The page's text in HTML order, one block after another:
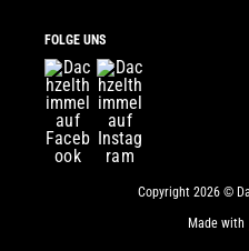
FOLGE UNS
Copyright 2026 ©
Made with